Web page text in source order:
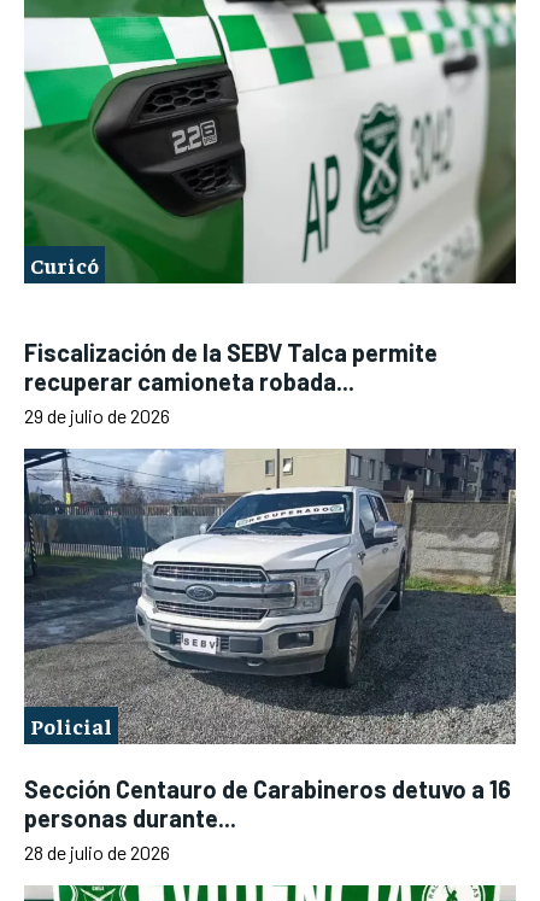
Curicó
Fiscalización de la SEBV Talca permite
recuperar camioneta robada...
29 de julio de 2026
Policial
Sección Centauro de Carabineros detuvo a 16
personas durante...
28 de julio de 2026